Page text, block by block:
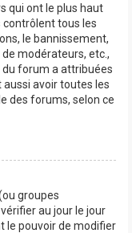
qui ont le plus haut
tous les
le bannissement,
modérateurs, etc.,
forum a attribuées
avoir toutes les
des forums, selon ce
groupes
au jour le jour
le pouvoir de modifier